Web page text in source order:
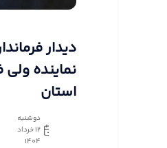
دیدار
نماینده
استان
دوشنبه
12 خرداد
1404